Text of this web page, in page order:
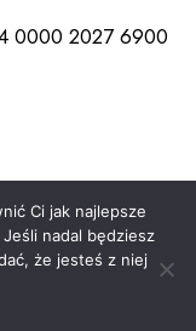
0000 2027 6900
Ci jak najlepsze
nadal będziesz
że jesteś z niej